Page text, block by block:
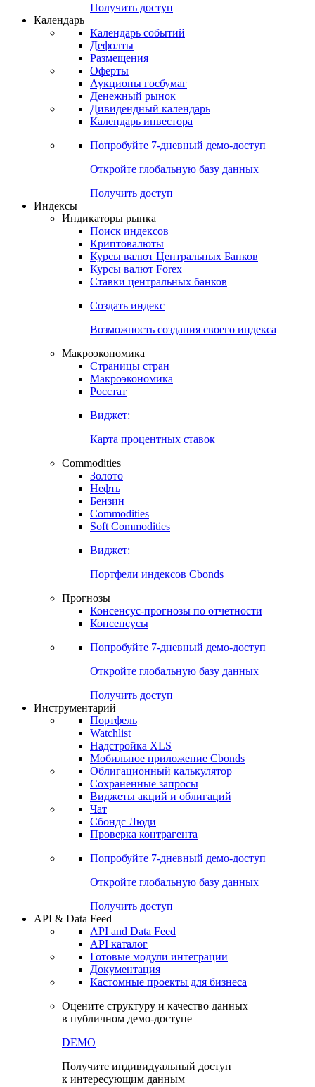
Получить доступ
Календарь
Календарь событий
Дефолты
Размещения
Оферты
Аукционы госбумаг
Денежный рынок
Дивидендный календарь
Календарь инвестора
Попробуйте 7-дневный демо-доступ
Откройте глобальную базу данных
Получить доступ
Индексы
Индикаторы рынка
Поиск индексов
Криптовалюты
Курсы валют Центральных Банков
Курсы валют Forex
Ставки центральных банков
Создать индекс
Возможность создания своего индекса
Макроэкономика
Страницы стран
Макроэкономика
Росстат
Виджет:
Карта процентных ставок
Commodities
Золото
Нефть
Бензин
Commodities
Soft Commodities
Виджет:
Портфели индексов Cbonds
Прогнозы
Консенсус-прогнозы по отчетности
Консенсусы
Попробуйте 7-дневный демо-доступ
Откройте глобальную базу данных
Получить доступ
Инструментарий
Портфель
Watchlist
Надстройка XLS
Мобильное приложение Cbonds
Облигационный калькулятор
Сохраненные запросы
Виджеты акций и облигаций
Чат
Сбондс Люди
Проверка контрагента
Попробуйте 7-дневный демо-доступ
Откройте глобальную базу данных
Получить доступ
API & Data Feed
API and Data Feed
API каталог
Готовые модули интеграции
Документация
Кастомные проекты для бизнеса
Оцените структуру и качество данных
в публичном демо-доступе
DEMO
Получите индивидуальный доступ
к интересующим данным